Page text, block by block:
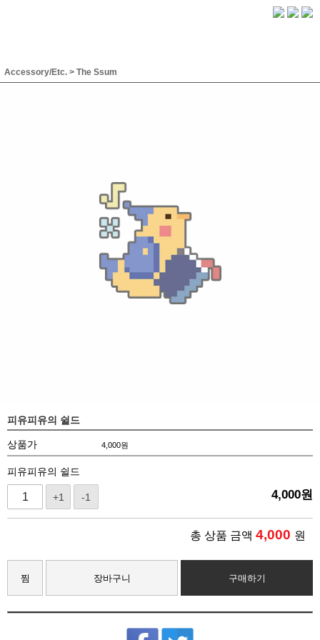
Accessory/Etc. > The Ssum
피유피유의 쉴드
상품가 4,000원
피유피유의 쉴드
+1 -1 4,000원
총 상품 금액 4,000 원
찜 장바구니 구매하기